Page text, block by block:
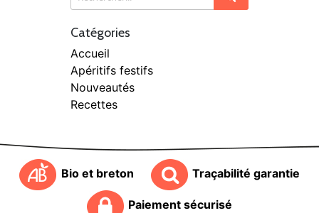
Catégories
Accueil
Apéritifs festifs
Nouveautés
Recettes
Bio et breton Traçabilité garantie
Paiement sécurisé